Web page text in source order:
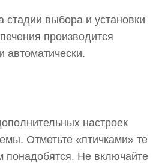
стадии выбора и установки
производится
автоматически.
настроек
Отметьте «птичками» те
понадобятся. Не включайте